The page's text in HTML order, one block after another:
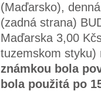
(Maďarsko),
(zadná strana)
Maďarska 3,00
tuzemskom
známkou bola
bola použitá po